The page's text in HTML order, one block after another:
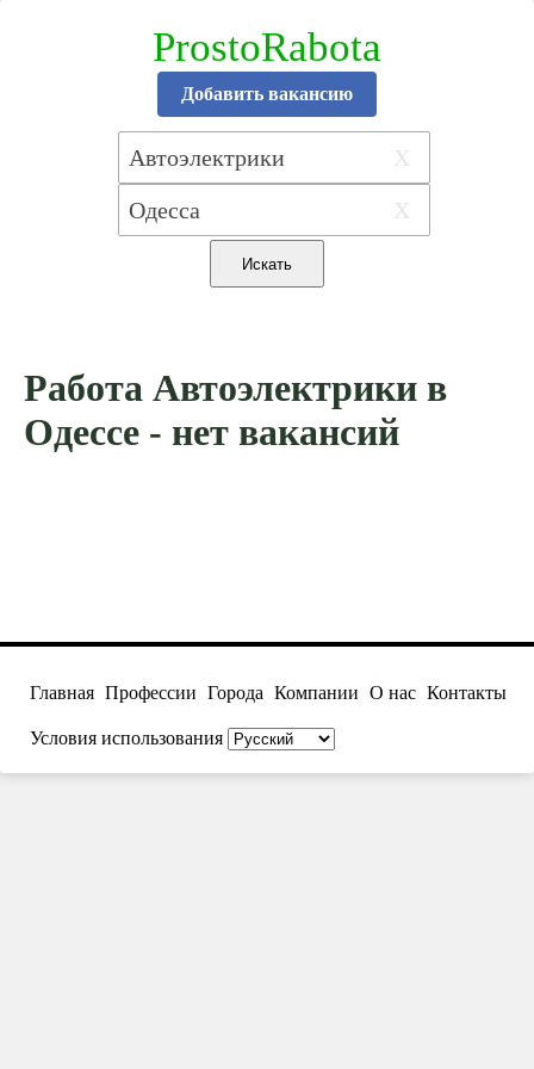
ProstoRabota
Добавить вакансию
X
X
Работа Автоэлектрики в
Одессе - нет вакансий
Главная Профессии Города Компании О нас Контакты
Условия использования